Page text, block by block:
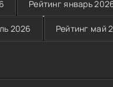
Рейтинг январь
2026 Рейтинг май